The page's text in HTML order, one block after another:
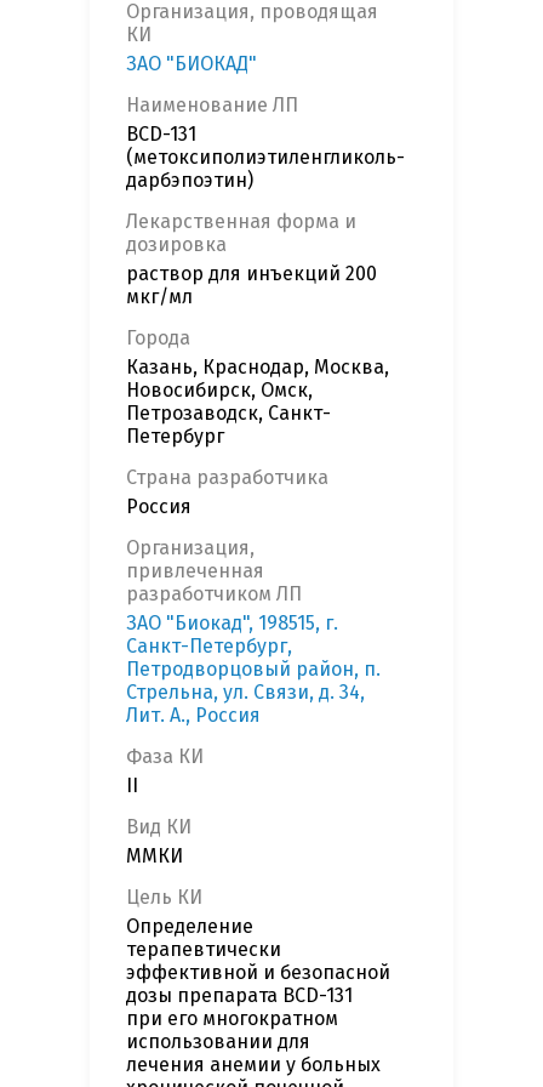
Организация, проводящая
КИ
ЗАО "БИОКАД"
Наименование ЛП
BCD-131
(метоксиполиэтиленгликоль-
дарбэпоэтин)
Лекарственная форма и
дозировка
раствор для инъекций 200
мкг/мл
Города
Казань, Краснодар, Москва,
Новосибирск, Омск,
Петрозаводск, Санкт-
Петербург
Страна разработчика
Россия
Организация,
привлеченная
разработчиком ЛП
ЗАО "Биокад", 198515, г.
Санкт-Петербург,
Петродворцовый район, п.
Стрельна, ул. Связи, д. 34,
Лит. А., Россия
Фаза КИ
Вид КИ
ММКИ
Цель КИ
Определение
терапевтически
эффективной и безопасной
дозы препарата BCD-131
при его многократном
использовании для
лечения анемии у больных